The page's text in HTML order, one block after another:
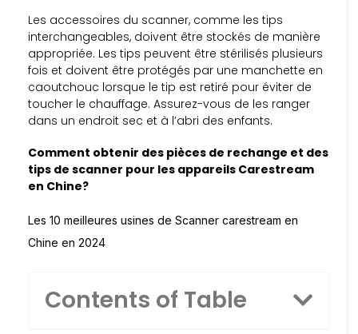
Les accessoires du scanner, comme les tips
interchangeables, doivent être stockés de manière
appropriée. Les tips peuvent être stérilisés plusieurs
fois et doivent être protégés par une manchette en
caoutchouc lorsque le tip est retiré pour éviter de
toucher le chauffage. Assurez-vous de les ranger
dans un endroit sec et à l’abri des enfants.
Comment obtenir des pièces de rechange et des
tips de scanner pour les appareils Carestream
en Chine?
Les 10 meilleures usines de Scanner carestream en
Chine en 2024
Contents of Table